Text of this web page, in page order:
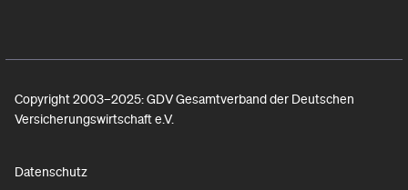
Copyright 2003–2025: GDV Gesamtverband der Deutschen
Versicherungswirtschaft e.V.
Datenschutz